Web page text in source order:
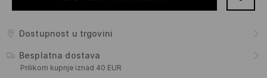
Dostupnost u trgovini
Besplatna dostava
Prilikom kupnje iznad 40 EUR